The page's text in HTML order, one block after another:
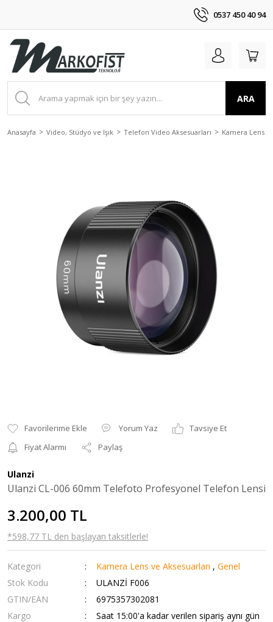
0537 450 40 94
ARA
Anasayfa Video, Stüdyo ve Işık Telefon Video Aksesuarları Kamera Lens
Yorum Yaz
Tavsiye Et
Fiyat Alarmı
Paylaş
Ulanzi
Ulanzi CL-006 60mm Telefoto Profesyonel Telefon Lensi
3.200,00 TL
*598,77 TL den başlayan taksitlerle!
Kategori Kamera Lens ve Aksesuarları ,Genel
Stok Kodu
ULANZİ F006
GTIN/EAN
6975357302081
Kargo
Saat 15:00'a kadar verilen sipariş aynı gün